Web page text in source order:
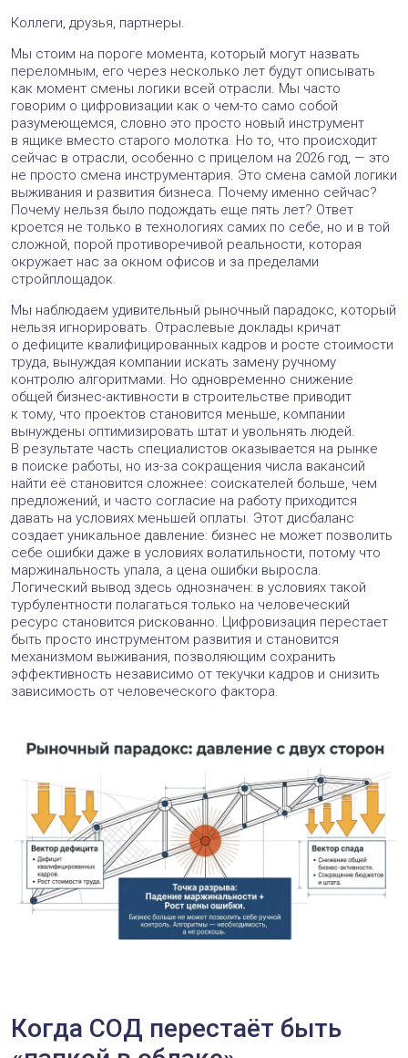
Коллеги, друзья, партнеры.
Мы стоим на пороге момента, который могут назвать
переломным, его через несколько лет будут описывать
как момент смены логики всей отрасли. Мы часто
говорим о цифровизации как о чем-то само собой
разумеющемся, словно это просто новый инструмент
в ящике вместо старого молотка. Но то, что происходит
сейчас в отрасли, особенно с прицелом на 2026 год, — это
не просто смена инструментария. Это смена самой логики
выживания и развития бизнеса. Почему именно сейчас?
Почему нельзя было подождать еще пять лет? Ответ
кроется не только в технологиях самих по себе, но и в той
сложной, порой противоречивой реальности, которая
окружает нас за окном офисов и за пределами
стройплощадок.
Мы наблюдаем удивительный рыночный парадокс, который
нельзя игнорировать. Отраслевые доклады кричат
о дефиците квалифицированных кадров и росте стоимости
труда, вынуждая компании искать замену ручному
контролю алгоритмами. Но одновременно снижение
общей бизнес-активности в строительстве приводит
к тому, что проектов становится меньше, компании
вынуждены оптимизировать штат и увольнять людей.
В результате часть специалистов оказывается на рынке
в поиске работы, но из-за сокращения числа вакансий
найти её становится сложнее: соискателей больше, чем
предложений, и часто согласие на работу приходится
давать на условиях меньшей оплаты. Этот дисбаланс
создает уникальное давление: бизнес не может позволить
себе ошибки даже в условиях волатильности, потому что
маржинальность упала, а цена ошибки выросла.
Логический вывод здесь однозначен: в условиях такой
турбулентности полагаться только на человеческий
ресурс становится рискованно. Цифровизация перестает
быть просто инструментом развития и становится
механизмом выживания, позволяющим сохранить
эффективность независимо от текучки кадров и снизить
зависимость от человеческого фактора.
Когда СОД перестаёт быть